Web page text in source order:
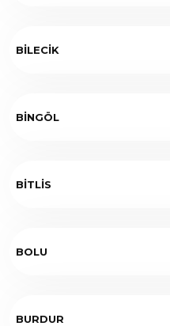
BİLECİK
BİNGÖL
BİTLİS
BOLU
BURDUR